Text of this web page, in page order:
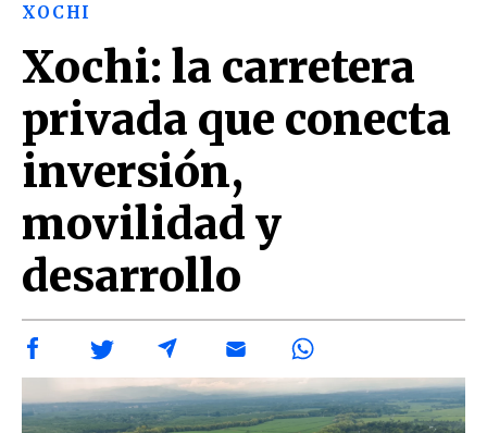
XOCHI
Xochi: la carretera
privada que conecta
inversión,
movilidad y
desarrollo